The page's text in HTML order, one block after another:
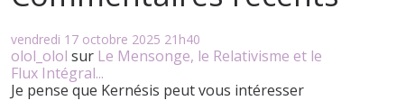
vendredi 17 octobre 2025 21h40
olol_olol sur Le Mensonge, le Relativisme et le
Flux Intégral...
Je pense que Kernésis peut vous intéresser